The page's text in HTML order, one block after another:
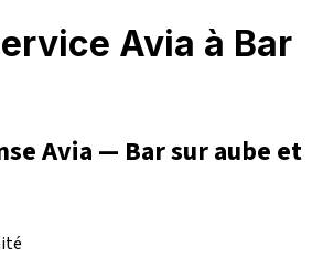
Avia à Bar
Avia — Bar sur aube et